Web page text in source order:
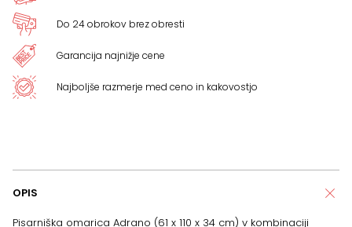
Do 24 obrokov brez obresti
Garancija najnižje cene
Najboljše razmerje med ceno in kakovostjo
OPIS
Pisarniška omarica Adrano (61 x 110 x 34 cm) v kombinaciji